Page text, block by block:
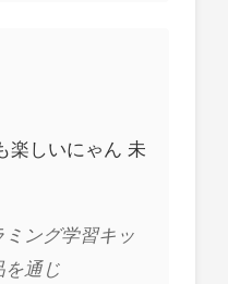
楽しいにゃん 未
ング学習キッ
を通じ